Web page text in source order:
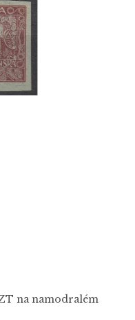
na namodralém